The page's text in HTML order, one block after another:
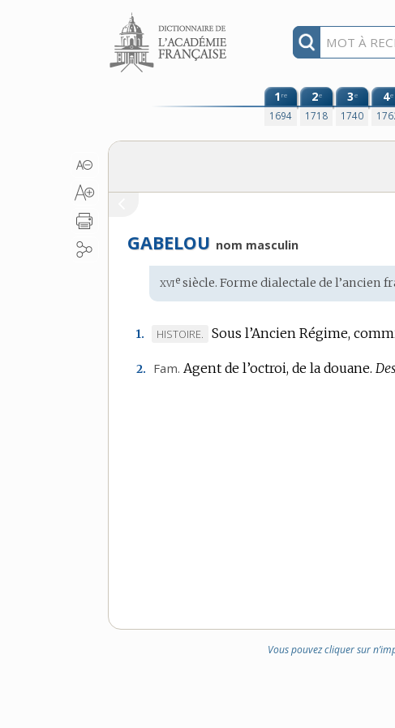
Aller au contenu
1re
1694
2e
1718
3e
1740
4e
GABELOU nom masculin
Étymologie
:
xvie siècle. Formedialectale de l’ancien
1.
MARQUE
DOMAINE
HISTOIRE. Sous l’Ancien Régime,
2. Fam. Agent de l’octroi, de la douane.
Vous pouvez cliquer sur